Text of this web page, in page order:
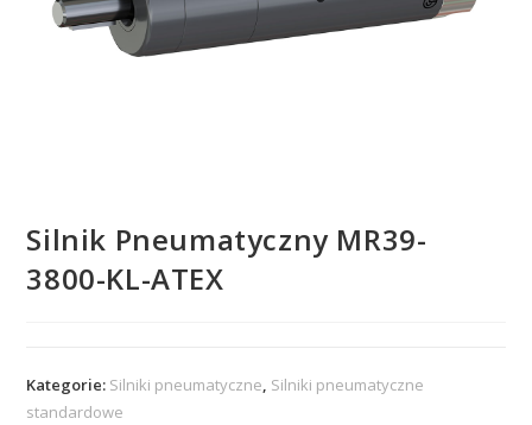
Silnik Pneumatyczny MR39-
3800-KL-ATEX
Kategorie: Silniki pneumatyczne, Silniki pneumatyczne
standardowe